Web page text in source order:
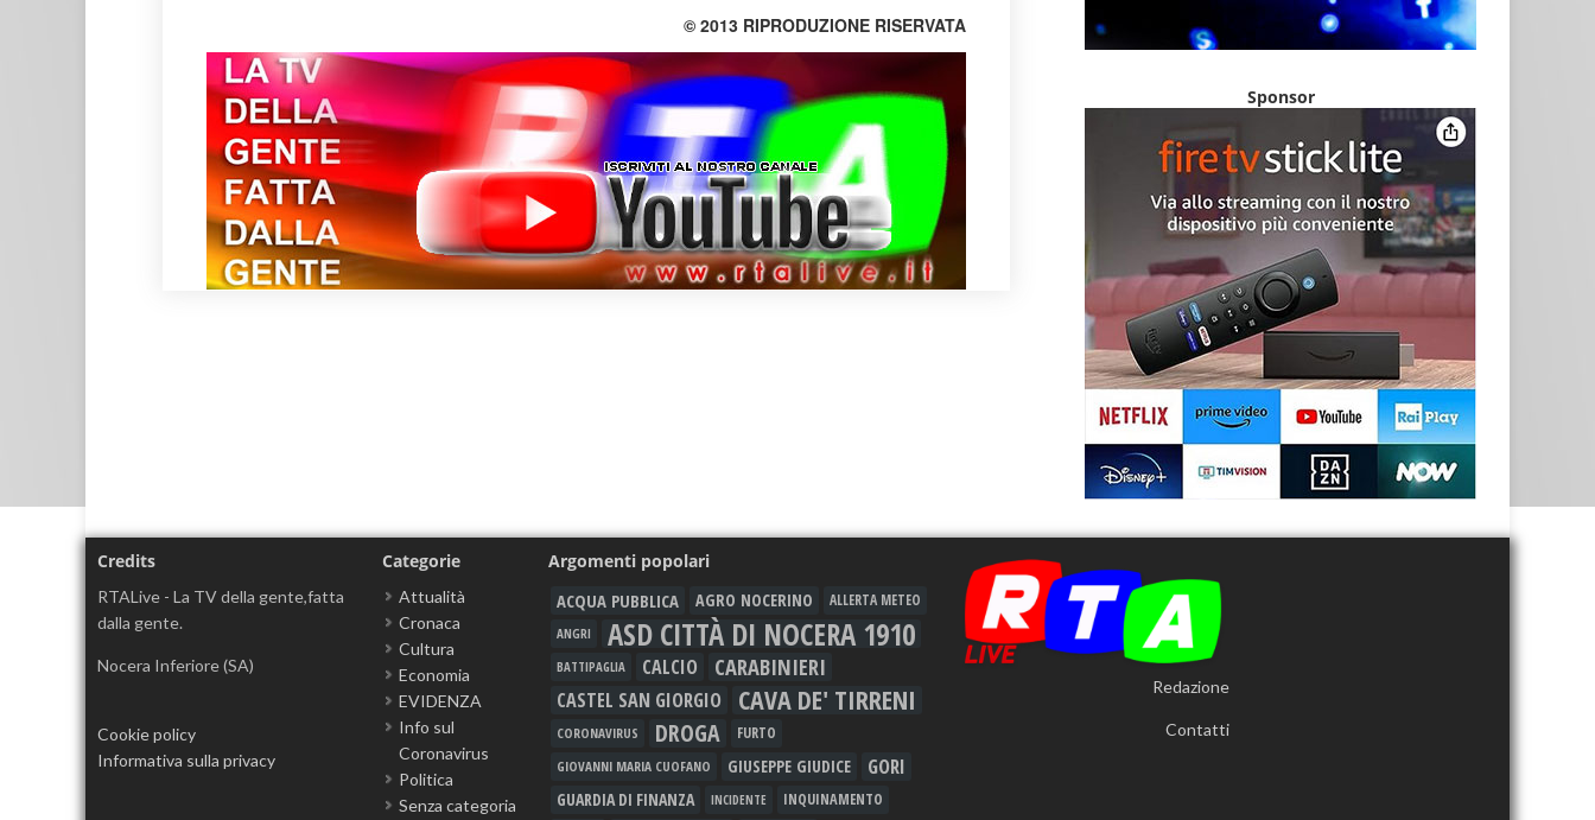
© 2013 RIPRODUZIONE RISERVATA
Sponsor
Credits
RTALive - La TV della gente,fatta
dalla gente.
Nocera Inferiore (SA)
Cookie policy
Informativa sulla privacy
Categorie
Attualità
Cronaca
Cultura
Economia
EVIDENZA
Info sul
Coronavirus
Politica
Senza categoria
Argomenti popolari
ACQUA PUBBLICA AGRO NOCERINO
ALLERTA METEO
ANGRI
ASD CITTÀ DI NOCERA 1910
BATTIPAGLIA CALCIO CARABINIERI
CASTEL SAN GIORGIO CAVA DE' TIRRENI
CORONAVIRUS DROGA FURTO
GIOVANNI MARIA CUOFANO GIUSEPPE GIUDICE GORI
GUARDIA DI FINANZA INCIDENTE INQUINAMENTO
Redazione
Contatti